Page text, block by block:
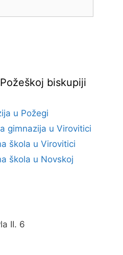
biskupiji
u Požegi
gimnazija u Virovitici
škola u Virovitici
škola u Novskoj
II. 6